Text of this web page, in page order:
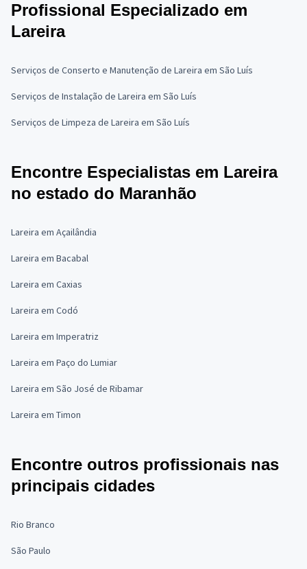
Profissional Especializado em
Lareira
Serviços de Conserto e Manutenção de Lareira em São Luís
Serviços de Instalação de Lareira em São Luís
Serviços de Limpeza de Lareira em São Luís
Encontre Especialistas em Lareira
no estado do Maranhão
Lareira em Açailândia
Lareira em Bacabal
Lareira em Caxias
Lareira em Codó
Lareira em Imperatriz
Lareira em Paço do Lumiar
Lareira em São José de Ribamar
Lareira em Timon
Encontre outros profissionais nas
principais cidades
Rio Branco
São Paulo